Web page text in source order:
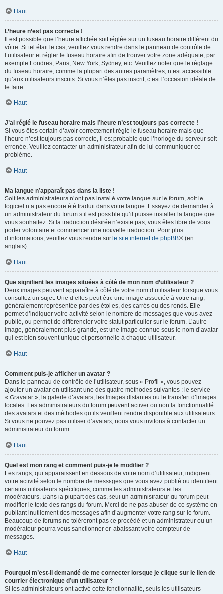
Haut
L’heure n’est pas correcte !
Il est possible que l’heure affichée soit réglée sur un fuseau horaire différent du
vôtre. Si tel était le cas, veuillez vous rendre dans le panneau de contrôle de
l’utilisateur et régler le fuseau horaire afin de trouver votre zone adéquate, par
exemple Londres, Paris, New York, Sydney, etc. Veuillez noter que le réglage
du fuseau horaire, comme la plupart des autres paramètres, n’est accessible
qu’aux utilisateurs inscrits. Si vous n’êtes pas inscrit, c’est l’occasion idéale de
le faire.
Haut
J’ai réglé le fuseau horaire mais l’heure n’est toujours pas correcte !
Si vous êtes certain d’avoir correctement réglé le fuseau horaire mais que
l’heure n’est toujours pas correcte, il est probable que l’horloge du serveur soit
erronée. Veuillez contacter un administrateur afin de lui communiquer ce
problème.
Haut
Ma langue n’apparaît pas dans la liste !
Soit les administrateurs n’ont pas installé votre langue sur le forum, soit le
logiciel n’a pas encore été traduit dans votre langue. Essayez de demander à
un administrateur du forum s’il est possible qu’il puisse installer la langue que
vous souhaitez. Si la traduction désirée n’existe pas, vous êtes libre de vous
porter volontaire et commencer une nouvelle traduction. Pour plus
d’informations, veuillez vous rendre sur le site internet de phpBB® (en
anglais).
Haut
Que signifient les images situées à côté de mon nom d’utilisateur ?
Deux images peuvent apparaître à côté de votre nom d’utilisateur lorsque vous
consultez un sujet. Une d’elles peut être une image associée à votre rang,
généralement représentée par des étoiles, des carrés ou des ronds. Elle
permet d’indiquer votre activité selon le nombre de messages que vous avez
publié, ou permet de différencier votre statut particulier sur le forum. L’autre
image, généralement plus grande, est une image connue sous le nom d’avatar
qui est bien souvent unique et personnelle à chaque utilisateur.
Haut
Comment puis-je afficher un avatar ?
Dans le panneau de contrôle de l’utilisateur, sous « Profil », vous pouvez
ajouter un avatar en utilisant une des quatre méthodes suivantes : le service
« Gravatar », la galerie d’avatars, les images distantes ou le transfert d’images
locales. Les administrateurs du forum peuvent activer ou non la fonctionnalité
des avatars et des méthodes qu’ils veuillent rendre disponible aux utilisateurs.
Si vous ne pouvez pas utiliser d’avatars, nous vous invitons à contacter un
administrateur du forum.
Haut
Quel est mon rang et comment puis-je le modifier ?
Les rangs, qui apparaissent en dessous de votre nom d’utilisateur, indiquent
votre activité selon le nombre de messages que vous avez publié ou identifient
certains utilisateurs spécifiques, comme les administrateurs et les
modérateurs. Dans la plupart des cas, seul un administrateur du forum peut
modifier le texte des rangs du forum. Merci de ne pas abuser de ce système en
publiant inutilement des messages afin d’augmenter votre rang sur le forum.
Beaucoup de forums ne toléreront pas ce procédé et un administrateur ou un
modérateur pourra vous sanctionner en abaissant votre compteur de
messages.
Haut
Pourquoi m’est-il demandé de me connecter lorsque je clique sur le lien de
courrier électronique d’un utilisateur ?
Si les administrateurs ont activé cette fonctionnalité, seuls les utilisateurs